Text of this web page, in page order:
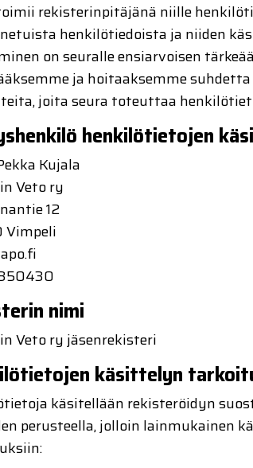
rekisterinpitäjänä niille
henkilötiedoista ja niiden
on seuralle ensiarvoisen
ja hoitaaksemme
joita seura toteuttaa
henkilötietojen
Kujala
Veto ry
12
nimi
Veto ry jäsenrekisteri
käsittelyn
käsitellään rekisteröidyn
perusteella, jolloin lainmukainen